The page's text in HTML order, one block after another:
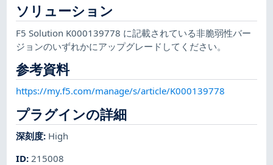
ソリューション
F5 Solution K000139778 に記載されている非脆弱性バー
ジョンのいずれかにアップグレードしてください。
参考資料
https://my.f5.com/manage/s/article/K000139778
プラグインの詳細
深刻度: High
ID: 215008